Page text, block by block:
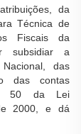
da
Técnica de
Fiscais da
subsidiar a
das
das contas
50 da Lei
2000, e dá